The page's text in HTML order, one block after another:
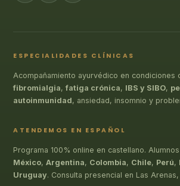
ESPECIALIDADES CLÍNICAS
Acompañamiento ayurvédico en condiciones
fibromialgia,fatiga crónica, IBS y SIBO,
autoinmunidad, ansiedad, insomnio y
ATENDEMOS EN ESPAÑOL
Programa 100% online en castellano.
México, Argentina, Colombia, Chile, Perú,
Uruguay. Consulta presencial en Las